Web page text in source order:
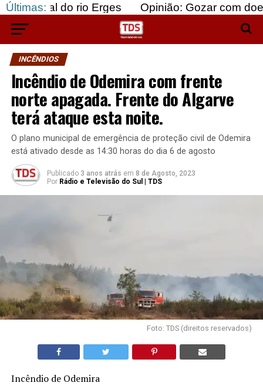
Últimas:
rio Erges Opinião: Gozar com doentes e
INCÊNDIOS
Incêndio de Odemira com frente
norte apagada. Frente do Algarve
terá ataque esta noite.
O plano municipal de emergência de proteção civil de Odemira
está ativado desde as 14:30 horas do dia 6 de agosto
Publicado 3 anos atrás em 8 de Agosto, 2023
Por Rádio e Televisão do Sul | TDS
Foto: TDS (direitos reservados)
Incêndio de Odemira